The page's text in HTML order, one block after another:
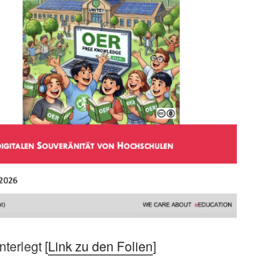
[Link zu den Folien]